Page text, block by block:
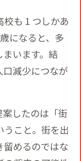
も 1 つしかあ
になると、多
います。結
口減少につなが
したのは「街
うこと。街を出
留めるのではな